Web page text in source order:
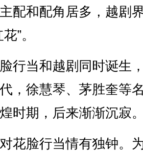
配和配角居多，越剧
”。
当和越剧同时诞生
，徐慧琴、茅胜奎等
时期，后来渐渐沉寂
脸行当情有独钟。